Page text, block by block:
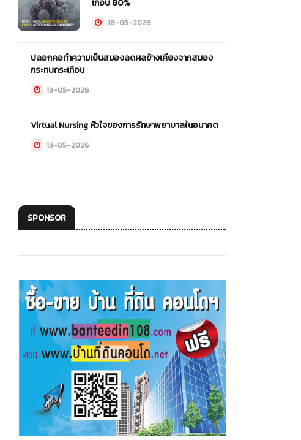
เกือบ 80%
18-05-2026
ปลอกคอทำความเย็นสมองลดผลข้างเคียงจากสมอง
กระทบกระเทือน
13-05-2026
Virtual Nursing หัวใจของการรักษาพยาบาลในอนาคต
13-05-2026
SPONSOR